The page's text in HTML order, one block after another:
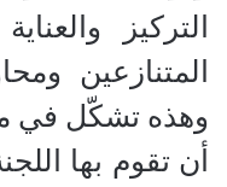
التركيز
المتنازعين
وهذه تشكّل في
أن تقوم بها